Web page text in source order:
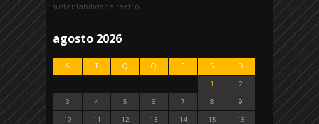
sustentabilidade teatro
agosto 2026
S T Q Q S S
D
1
2
3
4 5 6 7 8
9
10
11 12 13 14 15 16